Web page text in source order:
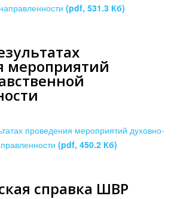
(pdf, 531.3 Кб)
мероприятий
проведения мероприятий духовно-
(pdf, 450.2 Кб)
справка ШВР